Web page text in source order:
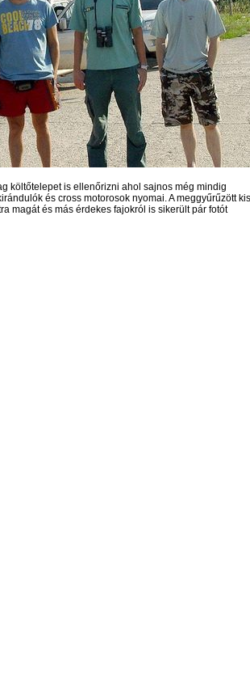
költőtelepet is ellenőrizni ahol sajnos még mindig
és cross motorosok nyomai. A meggyűrűzött kis
magát és más érdekes fajokról is sikerült pár fotót